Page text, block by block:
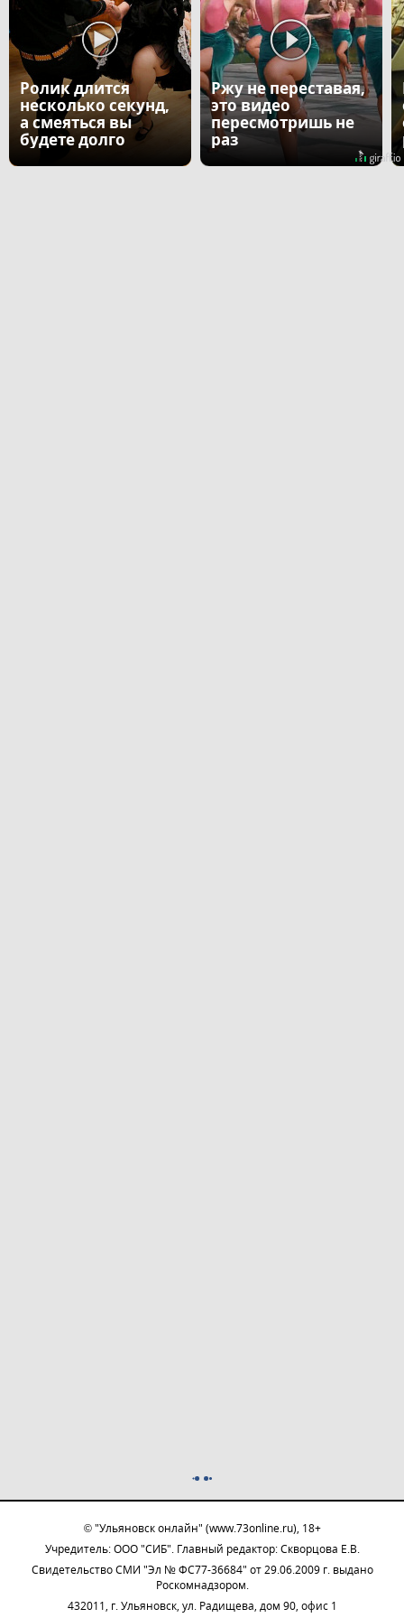
Ролик длится
несколько секунд,
а смеяться вы
будете долго
Ржу не переставая,
это видео
пересмотришь не
раз
© "Ульяновск онлайн" (www.73online.ru), 18+
Учредитель: ООО "СИБ". Главный редактор: Скворцова Е.В.
Свидетельство СМИ "Эл № ФС77-36684" от 29.06.2009 г. выдано
Роскомнадзором.
432011, г. Ульяновск, ул. Радищева, дом 90, офис 1